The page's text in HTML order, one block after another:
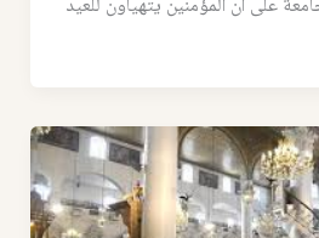
على أن المؤمنين يتهيأون للعيد